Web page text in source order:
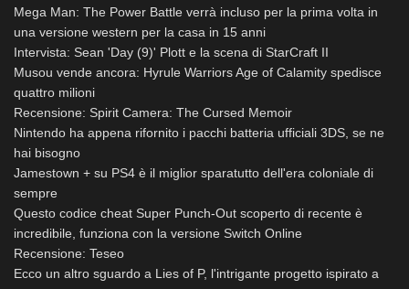
Mega Man: The Power Battle verrà incluso per la prima volta in
una versione western per la casa in 15 anni
Intervista: Sean 'Day (9)' Plott e la scena di StarCraft II
Musou vende ancora: Hyrule Warriors Age of Calamity spedisce
quattro milioni
Recensione: Spirit Camera: The Cursed Memoir
Nintendo ha appena rifornito i pacchi batteria ufficiali 3DS, se ne
hai bisogno
Jamestown + su PS4 è il miglior sparatutto dell'era coloniale di
sempre
Questo codice cheat Super Punch-Out scoperto di recente è
incredibile, funziona con la versione Switch Online
Recensione: Teseo
Ecco un altro sguardo a Lies of P, l'intrigante progetto ispirato a